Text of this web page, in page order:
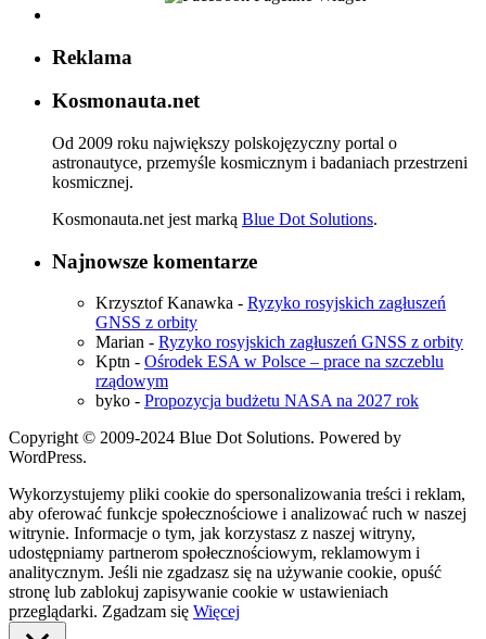
Reklama
Kosmonauta.net
Od 2009 roku największy polskojęzyczny portal o
astronautyce, przemyśle kosmicznym i badaniach przestrzeni
kosmicznej.
Kosmonauta.net jest marką Blue Dot Solutions.
Najnowsze komentarze
Krzysztof Kanawka - Ryzyko rosyjskich zagłuszeń
GNSS z orbity
Marian - Ryzyko rosyjskich zagłuszeń GNSS z orbity
Kptn - Ośrodek ESA w Polsce – prace na szczeblu
rządowym
byko - Propozycja budżetu NASA na 2027 rok
Copyright © 2009-2024 Blue Dot Solutions. Powered by
WordPress.
Wykorzystujemy pliki cookie do spersonalizowania treści i reklam,
aby oferować funkcje społecznościowe i analizować ruch w naszej
witrynie. Informacje o tym, jak korzystasz z naszej witryny,
udostępniamy partnerom społecznościowym, reklamowym i
analitycznym. Jeśli nie zgadzasz się na używanie cookie, opuść
stronę lub zablokuj zapisywanie cookie w ustawieniach
przeglądarki. Zgadzam się Więcej